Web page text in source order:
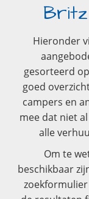
Hieronder
gesorteerd
goed
campers en
mee dat niet
alle
Om te
beschikbaar